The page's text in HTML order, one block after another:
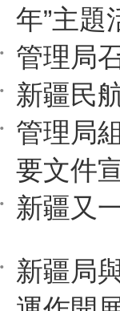
年”主題
管理局
新疆民
管理局
要文件
新疆又
新疆局